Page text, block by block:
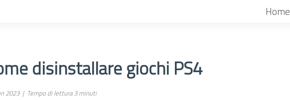
Home
disinstallare giochi PS4
2023 | Tempo di lettura 3 minuti